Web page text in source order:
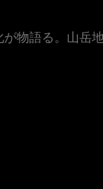
物語る。山岳